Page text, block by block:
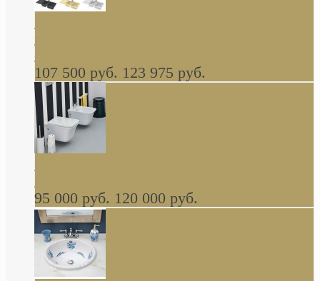
керамическая мойка 1160 x 510 мм белая,
серая, черная, бежевая В НАЛИЧИИ
107 500 руб. 123 975 руб.
навесное КОМПЛЕКТ
95 000 руб. 120 000 руб.